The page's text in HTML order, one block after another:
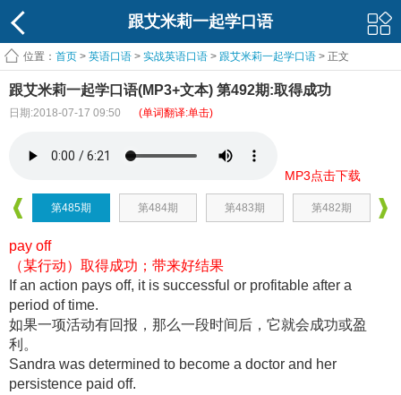
跟艾米莉一起学口语
位置： 首页 > 英语口语 > 实战英语口语 > 跟艾米莉一起学口语 > 正文
跟艾米莉一起学口语(MP3+文本) 第492期:取得成功
日期:2018-07-17 09:50 (单词翻译:单击)
MP3点击下载
第485期 第484期 第483期 第482期
pay off
（某行动）取得成功；带来好结果
If an action pays off, it is successful or profitable after a
period of time.
如果一项活动有回报，那么一段时间后，它就会成功或盈
利。
Sandra was determined to become a doctor and her
persistence paid off.